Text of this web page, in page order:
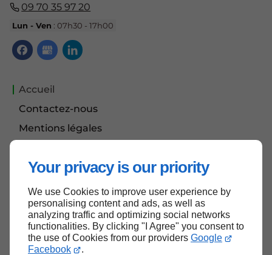
Your privacy is our priority
We use Cookies to improve user experience by
personalising content and ads, as well as
analyzing traffic and optimizing social networks
functionalities. By clicking "I Agree" you consent to
the use of Cookies from our providers Google
Facebook
.
09 70 35 97 20
Lun - Ven : 07h30 - 17h00
Accueil
Contactez-nous
Mentions légales
Haut de page